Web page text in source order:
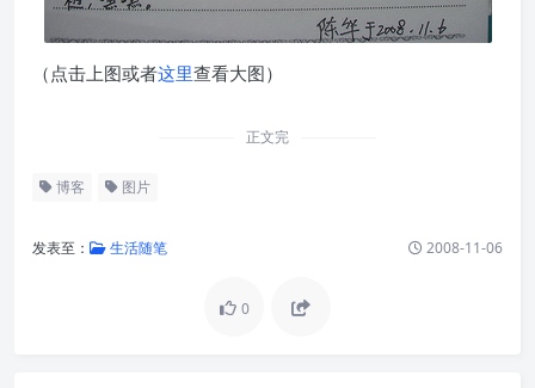
（点击上图或者这里查看大图）
正文完
博客 图片
发表至： 生活随笔 2008-11-06
0